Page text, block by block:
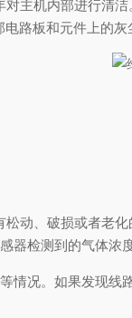
主机内部进行清
路板和元件上的
动、破损或者老
器检测到的气体浓度
情况。如果发现线